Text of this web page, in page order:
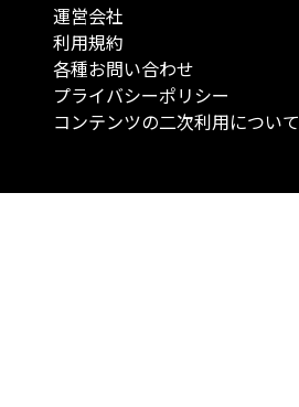
運営会社
利用規約
各種お問い合わせ
プライバシーポリシー
コンテンツの二次利用について